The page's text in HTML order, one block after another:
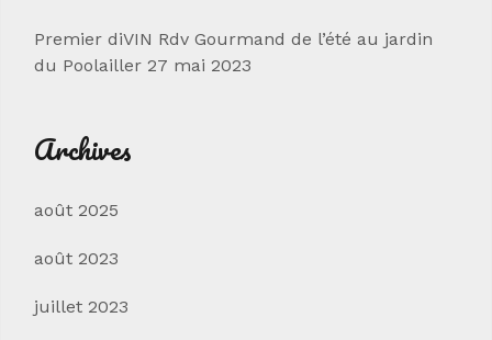
Premier diVIN Rdv Gourmand de l’été au jardin
du Poolailler 27 mai 2023
Archives
août 2025
août 2023
juillet 2023